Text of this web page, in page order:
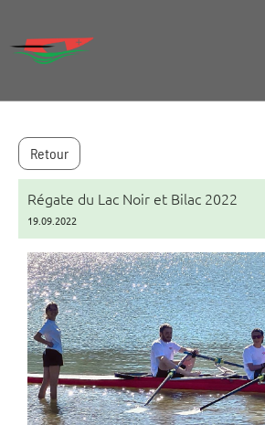
Retour
Régate du Lac Noir et Bilac 2022
19.09.2022